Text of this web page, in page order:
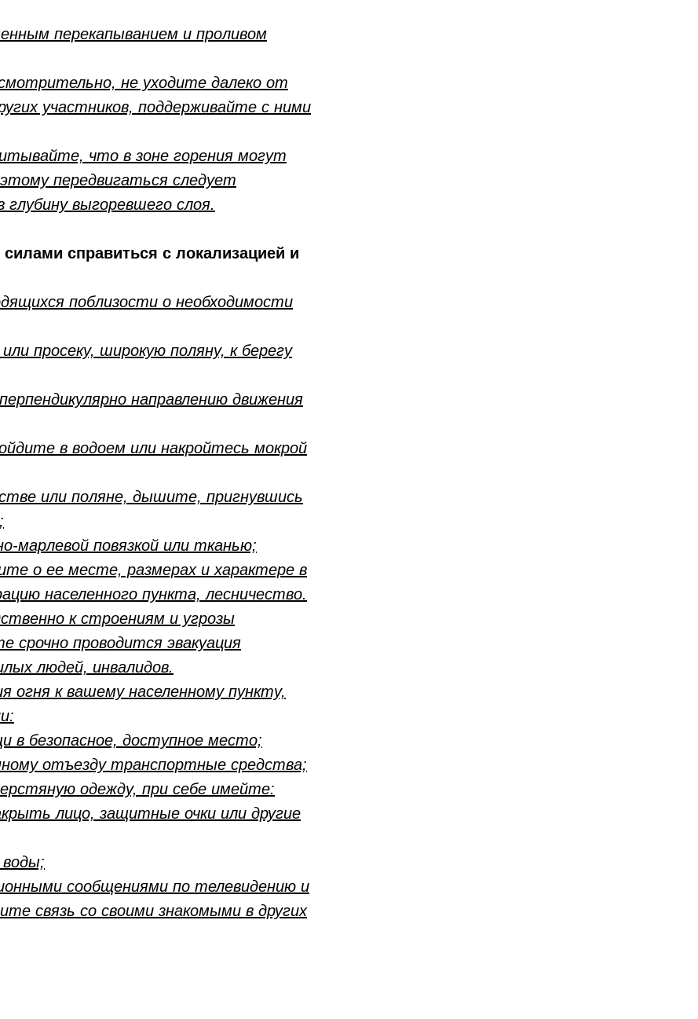
перекапыванием и проливом
не уходите далеко от
участников, поддерживайте с ними
что в зоне горения могут
передвигаться следует
выгоревшего слоя.
справиться с локализацией и
поблизости о необходимости
просеку, широкую поляну, к берегу
направлению движения
в водоем или накройтесь мокрой
или поляне, дышите, пригнувшись
марлевой повязкой или тканью;
о ее месте, размерах и характере в
населенного пункта, лесничество.
к строениям и угрозы
срочно проводится эвакуация
людей, инвалидов.
огня к вашему населенному пункту,
в безопасное, доступное место;
отъезду транспортные средства;
одежду, при себе имейте:
лицо, защитные очки или другие
сообщениями по телевидению и
связь со своими знакомыми в других